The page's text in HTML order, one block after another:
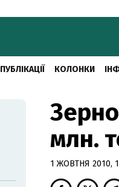
ПУБЛІКАЦІЇ КОЛОНКИ
млн.
1 ЖОВТНЯ 2010,